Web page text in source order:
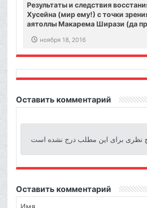
Результаты и следствия
Хусейна (мир ему!) с точки
аятоллы Макарема Ширази (да
ноября 18, 2016
Оставить комментарий
Оставить комментарий
Имя